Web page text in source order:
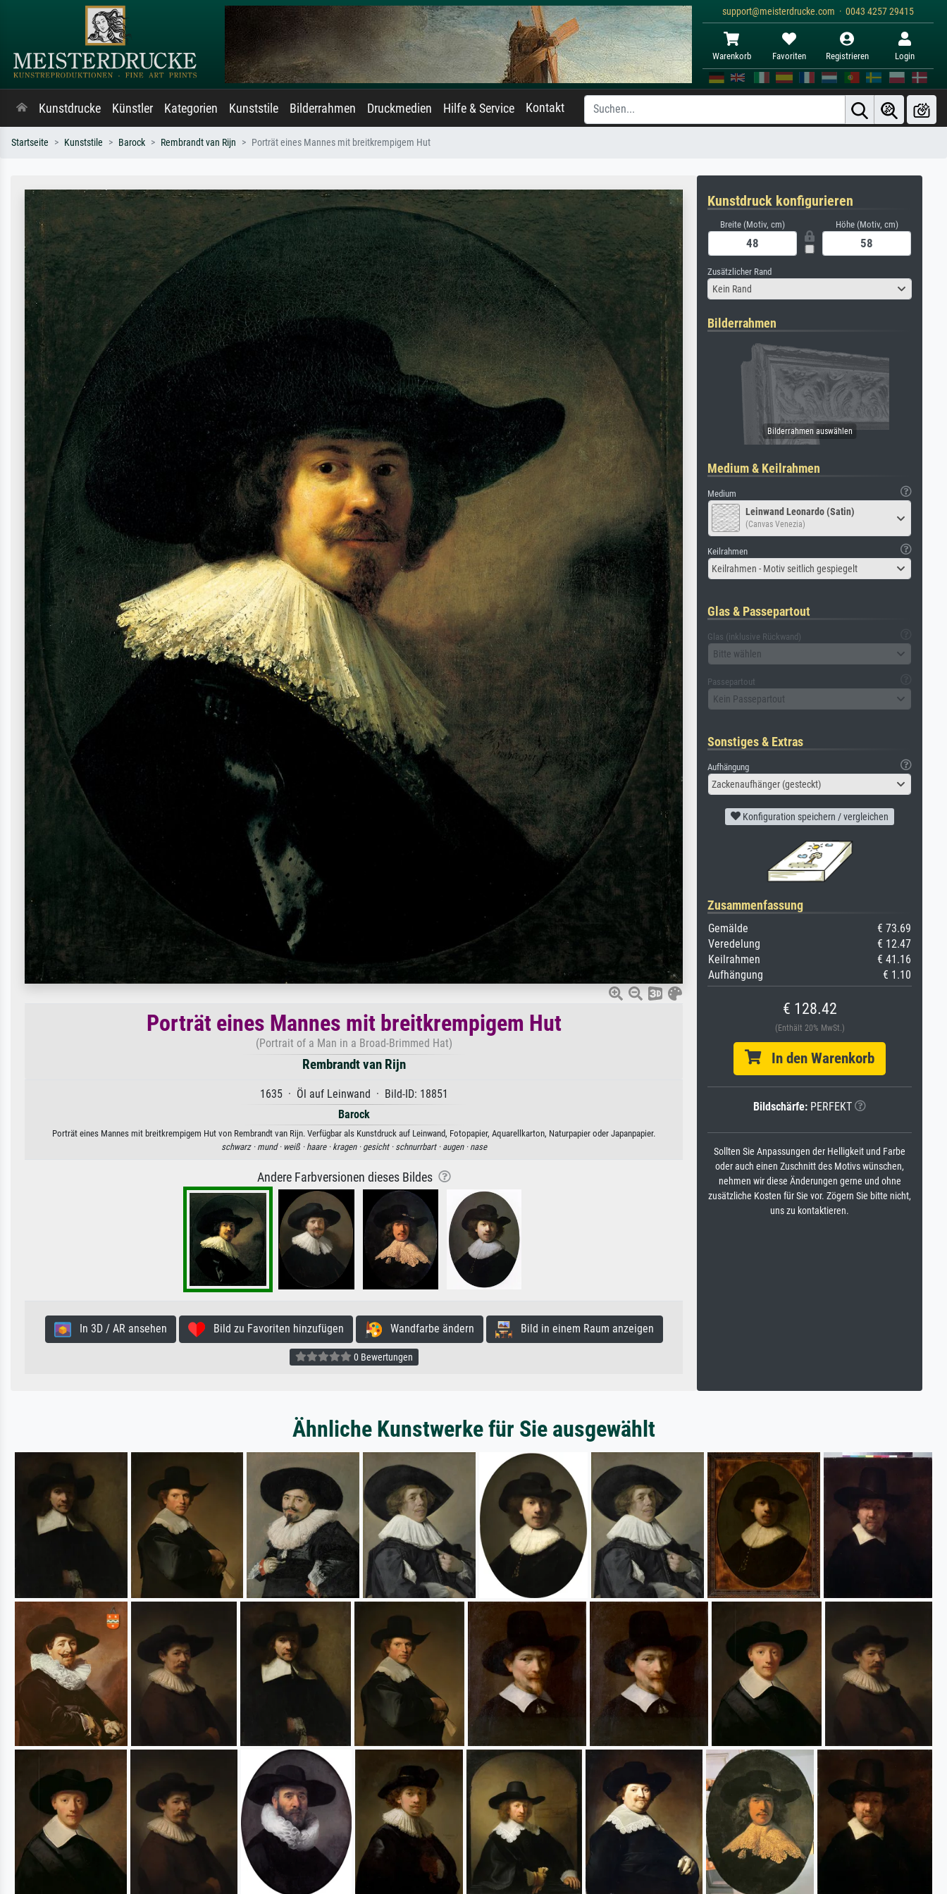
support@meisterdrucke.com · 0043 4257 29415
Warenkorb Favoriten Registrieren Login
Kunstdrucke Künstler Kategorien Kunststile Bilderrahmen Druckmedien Hilfe & Service Kontakt
Startseite Kunststile Barock Rembrandt van Rijn Porträt eines Mannes mit breitkrempigem Hut
Porträt eines Mannes mit breitkrempigem Hut
(Portrait of a Man in a Broad-Brimmed Hat)
Rembrandt van Rijn
1635 · Öl auf Leinwand · Bild-ID: 18851
Barock
Porträt eines Mannes mit breitkrempigem Hut von Rembrandt van Rijn. Verfügbar als Kunstdruck auf Leinwand, Fotopapier, Aquarellkarton, Naturpapier oder Japanpapier.
schwarz · mund · weiß · haare · kragen · gesicht · schnurrbart · augen · nase
Andere Farbversionen dieses Bildes
In 3D / AR ansehen Bild zu Favoriten hinzufügen Wandfarbe ändern Bild in einem Raum anzeigen
0 Bewertungen
Kunstdruck konfigurieren
Breite (Motiv, cm) Höhe (Motiv, cm)
Zusätzlicher Rand
Kein Rand
Bilderrahmen
Medium & Keilrahmen
Medium
Leinwand Leonardo (Satin)
(Canvas Venezia)
Keilrahmen
Keilrahmen - Motiv seitlich gespiegelt
Glas & Passepartout
Glas (inklusive Rückwand)
Bitte wählen
Passepartout
Kein Passepartout
Sonstiges & Extras
Aufhängung
Zackenaufhänger (gesteckt)
Konfiguration speichern / vergleichen
Zusammenfassung
Gemälde
€ 73.69
Veredelung
€ 12.47
Keilrahmen
€ 41.16
Aufhängung
€ 1.10
€ 128.42
(Enthält 20% MwSt.)
In den Warenkorb
Bildschärfe: PERFEKT
Sollten Sie Anpassungen der Helligkeit und Farbe
oder auch einen Zuschnitt des Motivs wünschen,
nehmen wir diese Änderungen gerne und ohne
zusätzliche Kosten für Sie vor. Zögern Sie bitte nicht,
uns zu kontaktieren.
Ähnliche Kunstwerke für Sie ausgewählt